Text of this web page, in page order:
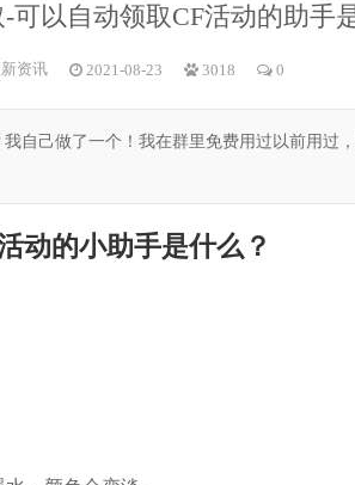
可以自动领取CF活动的助手
资讯 2021-08-23 3018 0
自己做了一个！我在群里免费用过以前用过
动的小助手是什么？